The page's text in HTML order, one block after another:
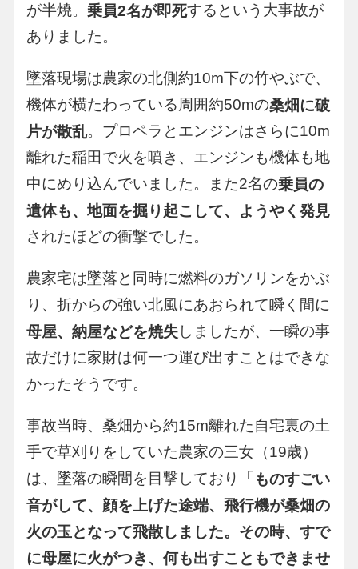
が半焼。 乗員2名が即死するという大事故が
ありました。
墜落現場は農家の北側約10m下の竹やぶで、
機体が横たわっている周囲約50mの桑畑に破
片が散乱。プロペラとエンジンはさらに10m
離れた稲田で火を噴き、エンジンも機体も地
中にめり込んでいました。また2名の乗員の
遺体も、地面を掘り起こして、ようやく発見
されたほどの衝撃でした。
農家宅は墜落と同時に燃料のガソリンをかぶ
り、折からの強い北風にあおられて瞬く間に
母屋、納屋などを焼失しましたが、一瞬の事
故だけに家財は何一つ運び出すことはできな
かったそうです。
事故当時、桑畑から約15m離れた自宅裏の土
手で草刈りをしていた農家の三女（19歳）
は、墜落の瞬間を目撃しており「 ものすごい
音がして、顔を上げた途端、飛行機が桑畑の
火の玉となって飛散しました。その時、すで
に母屋に火がつき、何も出すこともできませ